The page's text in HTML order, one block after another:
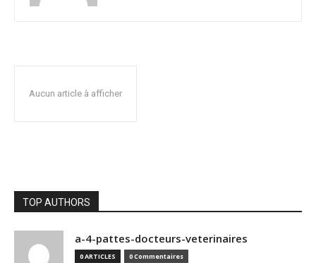
Aucun article à afficher
TOP AUTHORS
a-4-pattes-docteurs-veterinaires
0 ARTICLES 0 Commentaires